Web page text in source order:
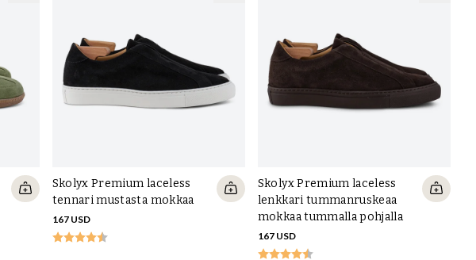
Skolyx Premium laceless
tennari mustasta mokkaa
167 USD
Skolyx Premium laceless
lenkkari tummanruskeaa
mokkaa tummalla pohjalla
167 USD